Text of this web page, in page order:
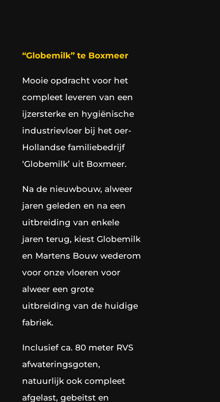
“Globemilk” te Boxmeer
Mooie opdracht voor het
compleet leveren van een
ijzersterke en hygiënische
industrievloer bij het oer-
Hollandse familiebedrijf
‘Globemilk’ uit Boxmeer.
Na de nieuwbouw, alweer
jaren geleden en na een
uitbreiding van enkele
jaren terug, kiest Globemilk
en Martens Bouw wederom
voor onze vloeren voor
alweer een grote
uitbreiding van de huidige
fabriek.
Inclusief ca. 80 meter RVS
afwateringsgoten,
natuurlijk ook compleet
afgelast, gebeitst en